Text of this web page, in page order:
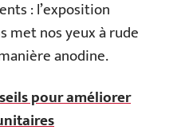
: l’exposition
met nos yeux à rude
anodine.
pour améliorer